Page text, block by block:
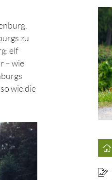
zu
elf
– wie
wie die